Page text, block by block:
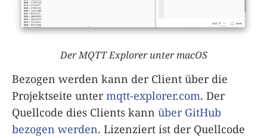
Der MQTT Explorer unter macOS
Bezogen werden kann der Client über die
Projektseite untermqtt-explorer.com. Der
Quellcode dies Clients kann über GitHub
bezogen werden. Lizenziert ist der Quellcode